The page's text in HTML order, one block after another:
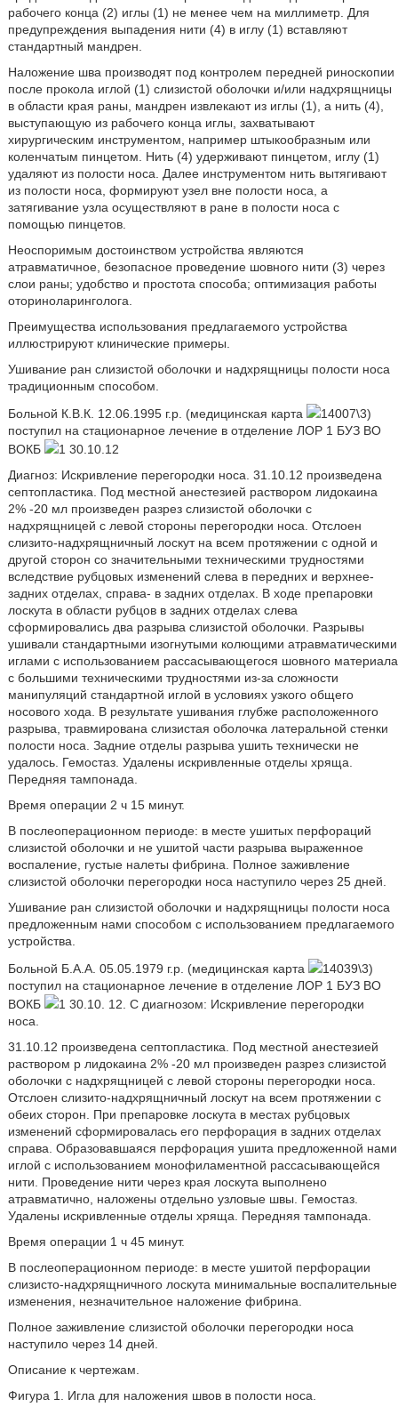
рабочего конца (2) иглы (1) не менее чем на миллиметр. Для
предупреждения выпадения нити (4) в иглу (1) вставляют
стандартный мандрен.
Наложение шва производят под контролем передней риноскопии
после прокола иглой (1) слизистой оболочки и/или надхрящницы
в области края раны, мандрен извлекают из иглы (1), а нить (4),
выступающую из рабочего конца иглы, захватывают
хирургическим инструментом, например штыкообразным или
коленчатым пинцетом. Нить (4) удерживают пинцетом, иглу (1)
удаляют из полости носа. Далее инструментом нить вытягивают
из полости носа, формируют узел вне полости носа, а
затягивание узла осуществляют в ране в полости носа с
помощью пинцетов.
Неоспоримым достоинством устройства являются
атравматичное, безопасное проведение шовного нити (3) через
слои раны; удобство и простота способа; оптимизация работы
оториноларинголога.
Преимущества использования предлагаемого устройства
иллюстрируют клинические примеры.
Ушивание ран слизистой оболочки и надхрящницы полости носа
традиционным способом.
Больной К.В.К. 12.06.1995 г.р. (медицинская карта
14007\3)
поступил на стационарное лечение в отделение ЛОР 1 БУЗ ВО
ВОКБ
1 30.10.12
Диагноз: Искривление перегородки носа. 31.10.12 произведена
септопластика. Под местной анестезией раствором лидокаина
2% -20 мл произведен разрез слизистой оболочки с
надхрящницей с левой стороны перегородки носа. Отслоен
слизито-надхрящничный лоскут на всем протяжении с одной и
другой сторон со значительными техническими трудностями
вследствие рубцовых изменений слева в передних и верхнее-
задних отделах, справа- в задних отделах. В ходе препаровки
лоскута в области рубцов в задних отделах слева
сформировались два разрыва слизистой оболочки. Разрывы
ушивали стандартными изогнутыми колющими атравматическими
иглами с использованием рассасывающегося шовного материала
с большими техническими трудностями из-за сложности
манипуляций стандартной иглой в условиях узкого общего
носового хода. В результате ушивания глубже расположенного
разрыва, травмирована слизистая оболочка латеральной стенки
полости носа. Задние отделы разрыва ушить технически не
удалось. Гемостаз. Удалены искривленные отделы хряща.
Передняя тампонада.
Время операции 2 ч 15 минут.
В послеоперационном периоде: в месте ушитых перфораций
слизистой оболочки и не ушитой части разрыва выраженное
воспаление, густые налеты фибрина. Полное заживление
слизистой оболочки перегородки носа наступило через 25 дней.
Ушивание ран слизистой оболочки и надхрящницы полости носа
предложенным нами способом с использованием предлагаемого
устройства.
Больной Б.А.А. 05.05.1979 г.р. (медицинская карта
14039\3)
поступил на стационарное лечение в отделение ЛОР 1 БУЗ ВО
ВОКБ
1 30.10. 12. С диагнозом: Искривление перегородки
носа.
31.10.12 произведена септопластика. Под местной анестезией
раствором р лидокаина 2% -20 мл произведен разрез слизистой
оболочки с надхрящницей с левой стороны перегородки носа.
Отслоен слизито-надхрящничный лоскут на всем протяжении с
обеих сторон. При препаровке лоскута в местах рубцовых
изменений сформировалась его перфорация в задних отделах
справа. Образовавшаяся перфорация ушита предложенной нами
иглой с использованием монофиламентной рассасывающейся
нити. Проведение нити через края лоскута выполнено
атравматично, наложены отдельно узловые швы. Гемостаз.
Удалены искривленные отделы хряща. Передняя тампонада.
Время операции 1 ч 45 минут.
В послеоперационном периоде: в месте ушитой перфорации
слизисто-надхрящничного лоскута минимальные воспалительные
изменения, незначительное наложение фибрина.
Полное заживление слизистой оболочки перегородки носа
наступило через 14 дней.
Описание к чертежам.
Фигура 1. Игла для наложения швов в полости носа.